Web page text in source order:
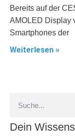
Bereits auf der
AMOLED Display
Smartphones der
Weiterlesen »
Dein